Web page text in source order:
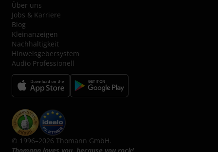
Über uns
Jobs & Karriere
Blog
Kleinanzeigen
Nachhaltigkeit
Hinweisgebersystem
Audio Professionell
© 1996–2026 Thomann GmbH.